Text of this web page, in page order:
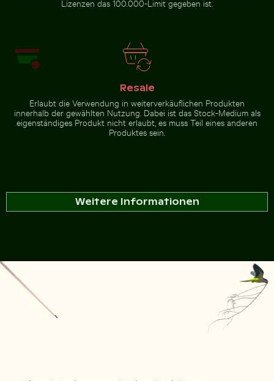
Lizenzen das 100.000-Limit gegeben ist.
Resale
Erlaubt die Verwendung in weiterverkäuflichen Produkten
innerhalb der gewählten Nutzung. Dabei ist das Stock-Medium als
eigenständiges Produkt nicht erlaubt, es muss Teil eines anderen
Produktes sein.
Weitere Informationen